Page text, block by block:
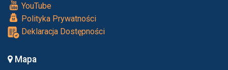
YouTube
Polityka Prywatności
Deklaracja Dostępności
Mapa